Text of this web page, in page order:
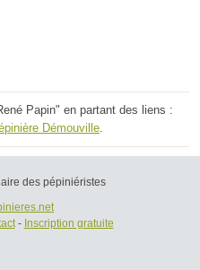
Papin" en partant des liens :
Démouville.
des pépiniéristes
- Inscription gratuite